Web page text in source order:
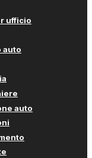
ufficio
auto
auto